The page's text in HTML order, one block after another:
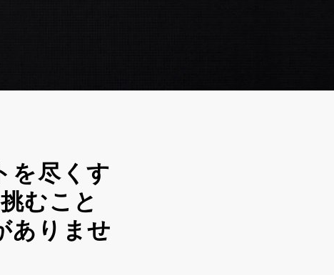
を尽くす
むこと
ありませ